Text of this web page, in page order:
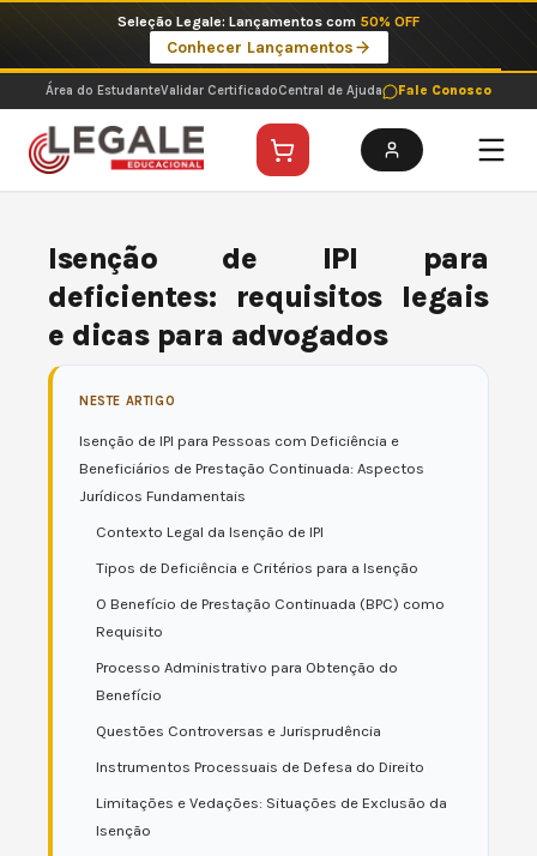
o
conteúdo
Imperdíveis no Pix: Pós Selecionadas a 199 reais no pix em parcela única
Ver ofertas
Área do EstudanteValidar CertificadoCentral de Ajuda Fale Conosco
Isenção de IPI para
deficientes: requisitos legais
e dicas para advogados
NESTE ARTIGO
Isenção de IPI para Pessoas com Deficiência e
Beneficiários de Prestação Continuada: Aspectos
Jurídicos Fundamentais
Contexto Legal da Isenção de IPI
Tipos de Deficiência e Critérios para a Isenção
O Benefício de Prestação Continuada (BPC) como
Requisito
Processo Administrativo para Obtenção do
Benefício
Questões Controversas e Jurisprudência
Instrumentos Processuais de Defesa do Direito
Limitações e Vedações: Situações de Exclusão da
Isenção